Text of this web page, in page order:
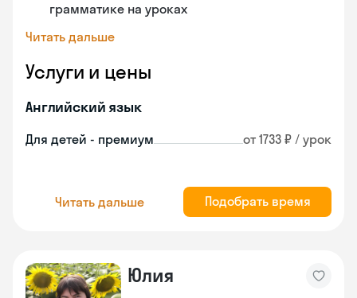
грамматике на уроках
Читать дальше
Услуги и цены
Английский язык
Для детей - премиум от 1733 ₽ / урок
Читать дальше Подобрать время
Юлия